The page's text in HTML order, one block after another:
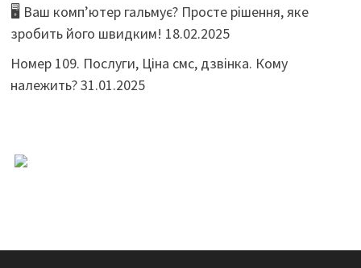
🖥️ Ваш комп’ютер гальмує? Просте рішення, яке
зробить його швидким! 18.02.2025
Номер 109. Послуги, Ціна смс, дзвінка. Кому
належить?31.01.2025